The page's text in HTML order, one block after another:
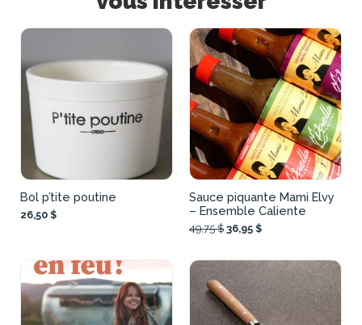
Bol p’tite poutine
26,50 $
Sauce piquante Mami Elvy
– Ensemble Caliente
49,75 $ 36,95 $